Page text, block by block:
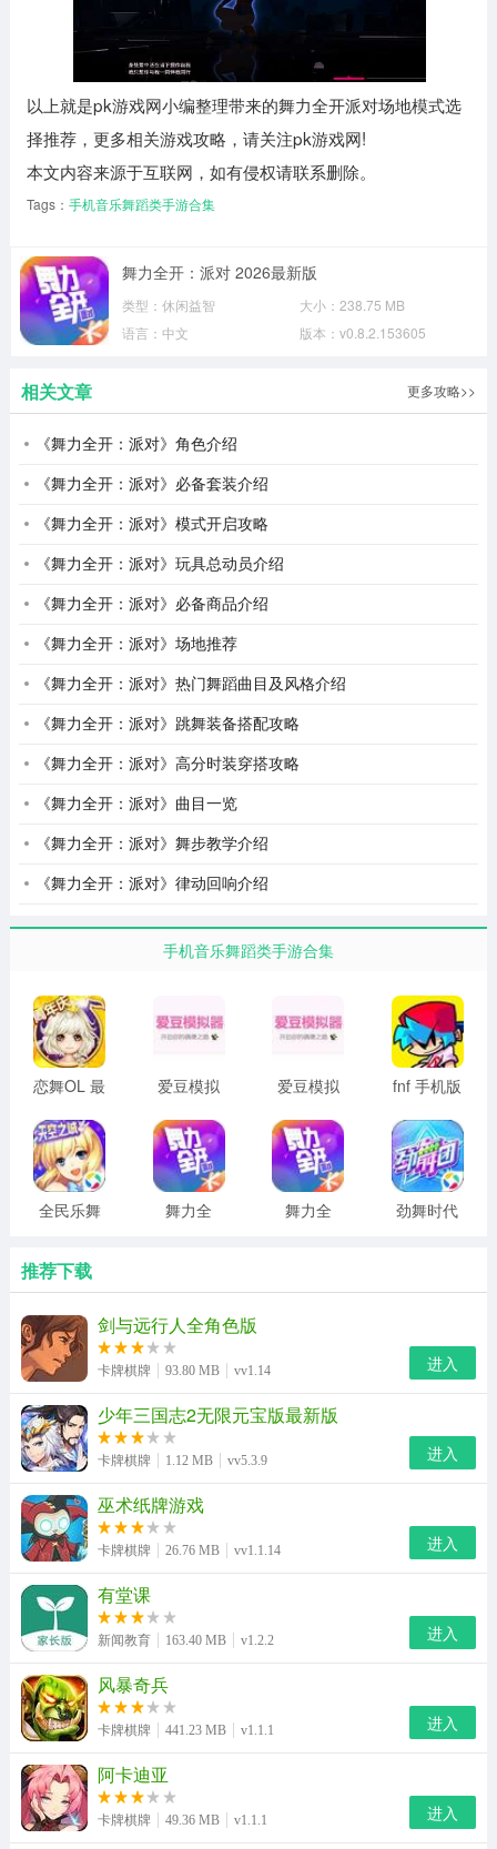
以上就是pk游戏网小编整理带来的舞力全开派对场地模式选
择推荐，更多相关游戏攻略，请关注pk游戏网!
本文内容来源于互联网，如有侵权请联系删除。
Tags： 手机音乐舞蹈类手游合集
舞力全开：派对 2026最新版
类型： 休闲益智 大小：238.75 MB
语言： 中文 版本：v0.8.2.153605
相关文章 更多攻略>>
《舞力全开：派对》角色介绍
《舞力全开：派对》必备套装介绍
《舞力全开：派对》模式开启攻略
《舞力全开：派对》玩具总动员介绍
《舞力全开：派对》必备商品介绍
《舞力全开：派对》场地推荐
《舞力全开：派对》热门舞蹈曲目及风格介绍
《舞力全开：派对》跳舞装备搭配攻略
《舞力全开：派对》高分时装穿搭攻略
《舞力全开：派对》曲目一览
《舞力全开：派对》舞步教学介绍
《舞力全开：派对》律动回响介绍
手机音乐舞蹈类手游合集
恋舞OL 最
爱豆模拟
版
爱豆模拟
方正版
fnf 手机版
全民乐舞
舞力全
舞力全
劲舞时代
推荐下载
剑与远行人全角色版
卡牌棋牌 93.80 MB vv1.14 进入
少年三国志2无限元宝版最新版
卡牌棋牌 1.12 MB vv5.3.9 进入
巫术纸牌游戏
卡牌棋牌 26.76 MB vv1.1.14 进入
有堂课
新闻教育 163.40 MB v1.2.2 进入
风暴奇兵
卡牌棋牌 441.23 MB v1.1.1 进入
阿卡迪亚
卡牌棋牌 49.36 MB v1.1.1 进入